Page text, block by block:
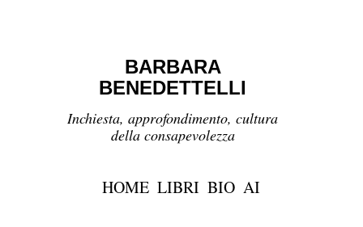
BARBARA
BENEDETTELLI
Inchiesta, approfondimento, cultura
della consapevolezza
HOME LIBRI BIO AI